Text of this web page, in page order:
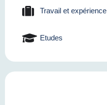
Travail et expérience
Etudes